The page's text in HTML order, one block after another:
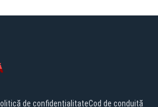
de confidențialitateCod de conduită